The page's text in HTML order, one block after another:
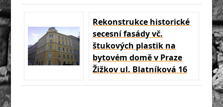
Rekonstrukce historické
secesní fasády vč.
štukových plastik na
bytovém domě v Praze
Žižkov ul. Blatníková 16